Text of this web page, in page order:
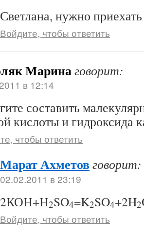
Светлана, нужно
Войдите, чтобы ответить
Маринаговорит:
в 12:14
составить
кислоты и гидроксида
чтобы ответить
Марат Ахметовговорит:
02.02.2011 в 23:19
2КОН+Н2SO4=K2SO4+2H2
Войдите, чтобы ответить